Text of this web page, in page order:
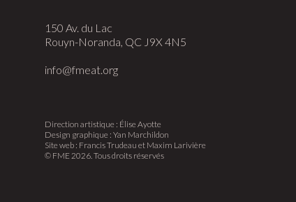
150 Av. du Lac
Rouyn-Noranda, QC J9X 4N5
info@fmeat.org
Direction artistique : Élise Ayotte
Design graphique : Yan Marchildon
Site web : Francis Trudeau et Maxim Larivière
© FME 2026. Tous droits réservés